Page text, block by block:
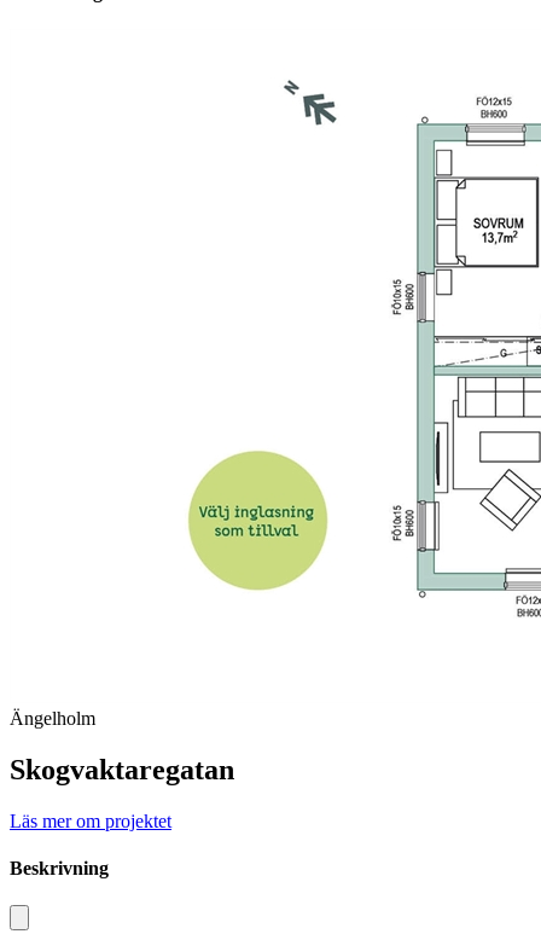
Ängelholm
Skogvaktaregatan
Läs mer om projektet
Beskrivning